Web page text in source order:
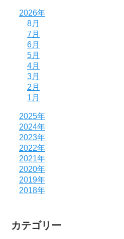
2026年
8月
7月
6月
5月
4月
3月
2月
1月
2025年
2024年
2023年
2022年
2021年
2020年
2019年
2018年
カテゴリー